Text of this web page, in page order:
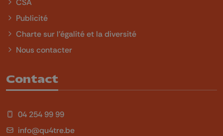
CSA
Publicité
Charte sur l'égalité et la diversité
Nous contacter
Contact
04 254 99 99
info@qu4tre.be